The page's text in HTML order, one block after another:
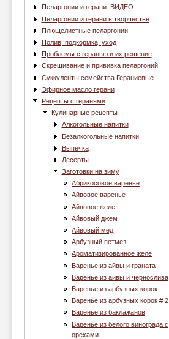
Пеларгонии и герани: ВИДЕО
Пеларгонии и герани в творчестве
Плющелистные пеларгонии
Полив, подкормка, уход
Проблемы с геранью и их решение
Скрещивание и прививка пеларгоний
Суккуленты семейства Гераниевые
Эфирное масло герани
Рецепты с геранями
Кулинарные рецепты
Алкогольные напитки
Безалкогольные напитки
Выпечка
Десерты
Заготовки на зиму
Абрикосовое варенье
Айвовое варенье
Айвовое желе
Айвовый джем
Айвовый мед
Арбузный петмез
Ароматизированное желе
Варенье из айвы и граната
Варенье из айвы и чернослива
Варенье из арбузных корок
Варенье из арбузных корок # 2
Варенье из баклажанов
Варенье из белого винограда с
орехами